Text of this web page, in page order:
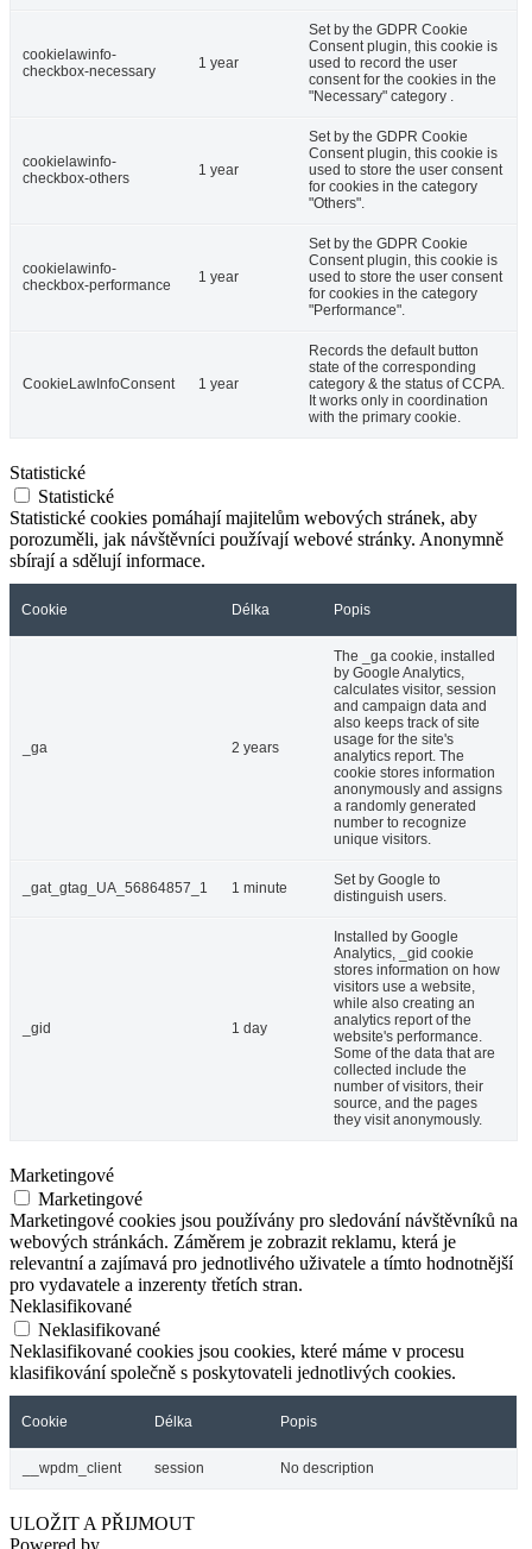
cookielawinfo-
checkbox-necessary
1 year
Set by the GDPR Cookie
Consent plugin, this cookie is
used to record the user
consent for the cookies in the
"Necessary" category .
cookielawinfo-
checkbox-others
1 year
Set by the GDPR Cookie
Consent plugin, this cookie is
used to store the user consent
for cookies in the category
"Others".
cookielawinfo-
checkbox-performance
1 year
Set by the GDPR Cookie
Consent plugin, this cookie is
used to store the user consent
for cookies in the category
"Performance".
CookieLawInfoConsent 1 year
Records the default button
state of the corresponding
category & the status of CCPA.
It works only in coordination
with the primary cookie.
Statistické
Statistické
Statistické cookies pomáhají majitelům webových stránek, aby
porozuměli, jak návštěvníci používají webové stránky. Anonymně
sbírají a sdělují informace.
Cookie Délka Popis
_ga 2 years
The _ga cookie, installed
by Google Analytics,
calculates visitor, session
and campaign data and
also keeps track of site
usage for the site's
analytics report. The
cookie stores information
anonymously and assigns
a randomly generated
number to recognize
unique visitors.
_gat_gtag_UA_56864857_1 1 minute
Set by Google to
distinguish users.
_gid 1 day
Installed by Google
Analytics, _gid cookie
stores information on how
visitors use a website,
while also creating an
analytics report of the
website's performance.
Some of the data that are
collected include the
number of visitors, their
source, and the pages
they visit anonymously.
Marketingové
Marketingové
Marketingové cookies jsou používány pro sledování návštěvníků na
webových stránkách. Záměrem je zobrazit reklamu, která je
relevantní a zajímavá pro jednotlivého uživatele a tímto hodnotnější
pro vydavatele a inzerenty třetích stran.
Neklasifikované
Neklasifikované
Neklasifikované cookies jsou cookies, které máme v procesu
klasifikování společně s poskytovateli jednotlivých cookies.
Cookie Délka Popis
__wpdm_client session No description
ULOŽIT A PŘIJMOUT
Powered by